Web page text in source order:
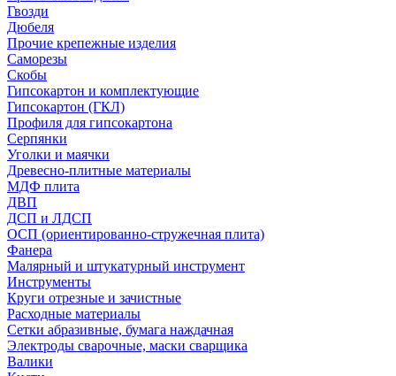
Гвозди
Дюбеля
Прочие крепежные изделия
Саморезы
Скобы
Гипсокартон и комплектующие
Гипсокартон (ГКЛ)
Профиля для гипсокартона
Серпянки
Уголки и маячки
Древесно-плитные материалы
МДФ плита
ДВП
ДСП и ЛДСП
ОСП (ориентированно-стружечная плита)
Фанера
Малярный и штукатурный инструмент
Инструменты
Круги отрезные и зачистные
Расходные материалы
Сетки абразивные, бумага наждачная
Электроды сварочные, маски сварщика
Валики